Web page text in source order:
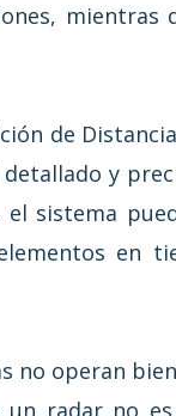
mientras
de
y
sistema
en
no operan
radar no